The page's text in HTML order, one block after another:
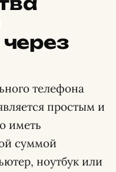
телефона
простым и
иметь
суммой
ноутбук или